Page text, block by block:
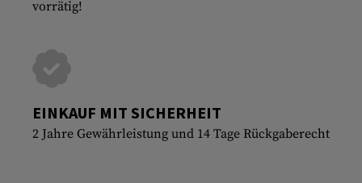
vorrätig!
EINKAUF MIT SICHERHEIT
2 Jahre Gewährleistung und 14 Tage Rückgaberecht